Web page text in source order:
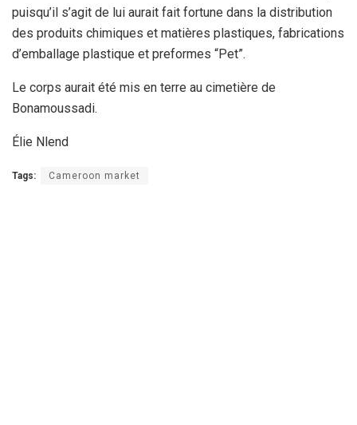
puisqu’il s’agit de lui aurait fait fortune dans la distribution
des produits chimiques et matières plastiques, fabrications
d’emballage plastique et preformes “Pet”.
Le corps aurait été mis en terre au cimetière de
Bonamoussadi.
Élie Nlend
Tags: Cameroon market